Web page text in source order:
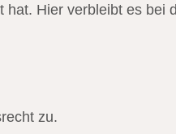
Hier verbleibt es bei
zu.